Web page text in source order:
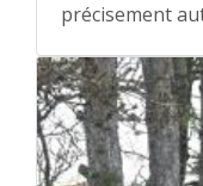
précisement